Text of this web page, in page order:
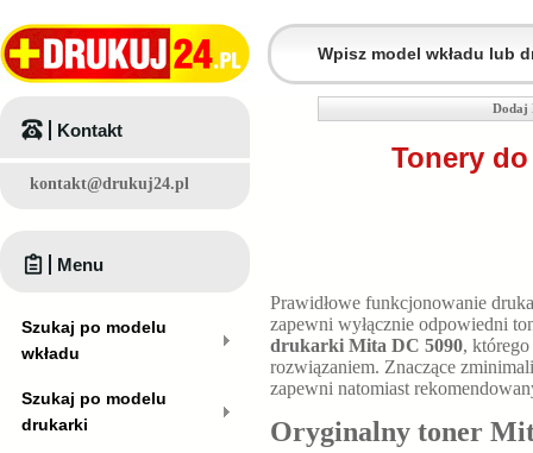
Dodaj
Tonery
Prawidłowe funkcjonowanie
zapewni wyłącznie odpowiedni
drukarki Mita DC 5090,
rozwiązaniem. Znaczące
zapewni natomiast
Oryginalny toner
Kontakt
kontakt@drukuj24.pl
Menu
Szukaj po modelu
wkładu
Szukaj po modelu
drukarki